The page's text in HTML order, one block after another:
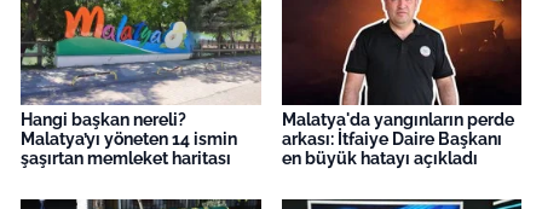
Hangi başkan nereli?
Malatya’yı yöneten 14 ismin
şaşırtan memleket haritası
Malatya'da yangınların perde
arkası: İtfaiye Daire Başkanı
en büyük hatayı açıkladı